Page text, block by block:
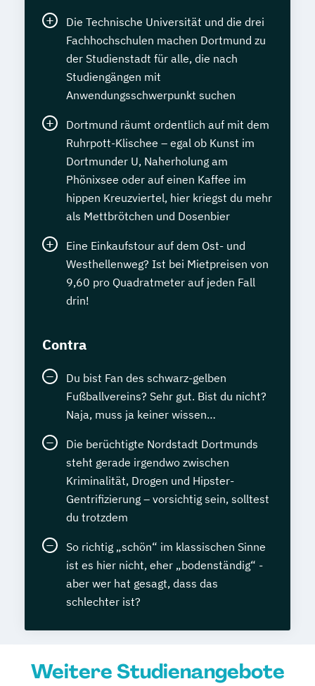
Die Technische Universität und die drei
Fachhochschulen machen Dortmund zu
der Studienstadt für alle, die nach
Studiengängen mit
Anwendungsschwerpunkt suchen
Dortmund räumt ordentlich auf mit dem
Ruhrpott-Klischee – egal ob Kunst im
Dortmunder U, Naherholung am
Phönixsee oder auf einen Kaffee im
hippen Kreuzviertel, hier kriegst du mehr
als Mettbrötchen und Dosenbier
Eine Einkaufstour auf dem Ost- und
Westhellenweg? Ist bei Mietpreisen von
9,60 pro Quadratmeter auf jeden Fall
drin!
Contra
Du bist Fan des schwarz-gelben
Fußballvereins? Sehr gut. Bist du nicht?
Naja, muss ja keiner wissen…
Die berüchtigte Nordstadt Dortmunds
steht gerade irgendwo zwischen
Kriminalität, Drogen und Hipster-
Gentrifizierung – vorsichtig sein, solltest
du trotzdem
So richtig „schön“ im klassischen Sinne
ist es hier nicht, eher „bodenständig“ -
aber wer hat gesagt, dass das
schlechter ist?
Weitere Studienangebote